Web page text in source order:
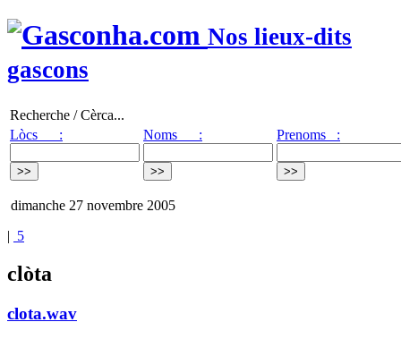
Nos lieux-dits
gascons
Recherche / Cèrca...
Lòcs :
Noms : Prenoms :
dimanche 27 novembre 2005
| 5
clòta
clota.wav